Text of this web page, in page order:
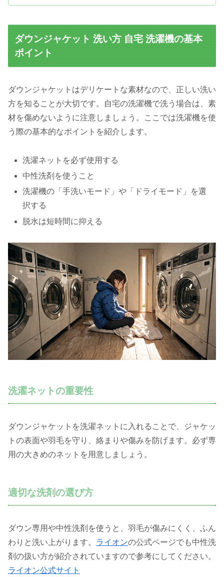
ダウンジャケット 洗い方 自宅 洗濯機の基本
ポイント
ダウンジャケットはデリケートな素材なので、正しい洗い
方を知ることが大切です。自宅の洗濯機で洗う場合は、素
材を傷めないように注意しましょう。ここでは洗濯機を使
う際の基本的なポイントを紹介します。
洗濯ネットを必ず使用する
中性洗剤を使うこと
洗濯機の「手洗いモード」や「ドライモード」を選
択する
脱水は短時間に抑える
洗濯ネットの重要性
ダウンジャケットを洗濯ネットに入れることで、ジャケッ
トの表面や羽毛を守り、絡まりや傷みを防げます。必ず専
用の大きめのネットを用意しましょう。
適切な洗剤の選び方
ダウン専用や中性洗剤を使うと、羽毛が傷みにくく、ふん
わりと洗い上がります。 ライオンの公式ページでも中性洗
剤の扱い方が紹介されていますので参考にしてください。
ライオン公式サイト